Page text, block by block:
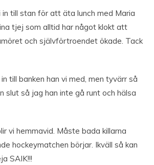
till stan för att äta lunch med Maria
tjej som alltid har något klokt att
och självförtroendet ökade. Tack
till banken han vi med, men tyvärr så
slut så jag han inte gå runt och hälsa
vi hemmavid. Måste bada killarna
hockeymatchen börjar. Ikväll så kan
SAIK!!!